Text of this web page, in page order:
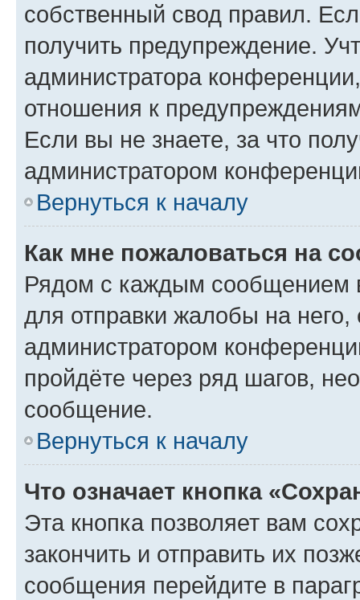
собственный свод правил.
получить предупреждение.
администратора
отношения к
Если вы не знаете, за что
администратором
Вернуться к началу
Как мне пожаловаться на
Рядом с каждым сообщением
для отправки жалобы на
администратором
пройдёте через ряд шагов,
сообщение.
Вернуться к началу
Что означает кнопка
Эта кнопка позволяет вам
закончить и отправить их
сообщения перейдите в